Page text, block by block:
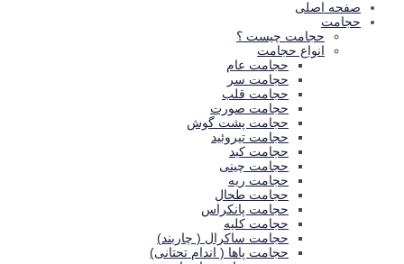
صفحه اصلی
حجامت
حجامت چيست ؟
انواع حجامت
حجامت عام
حجامت سر
حجامت قلب
حجامت صورت
حجامت پشت گوش
حجامت تیروئید
حجامت كبد
حجامت چینی
حجامت ريه
حجامت طحال
حجامت پانکراس
حجامت كليه
حجامت ساکرال ( چاربند)
حجامت پاها ( اندام تحتانی)